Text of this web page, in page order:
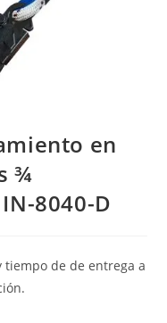
en
¾
8040-D
de de entrega a